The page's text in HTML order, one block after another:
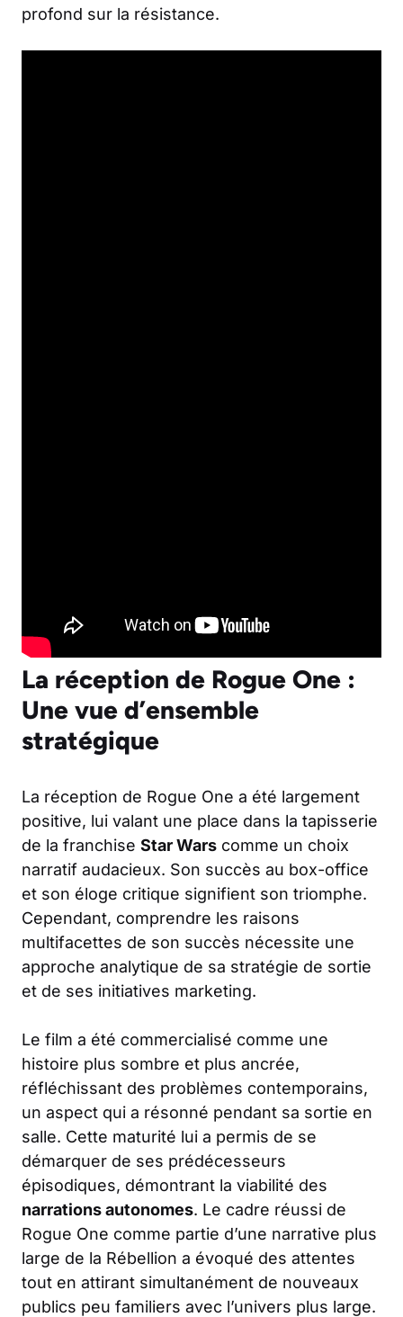
profond sur la résistance.
La réception de Rogue One :
Une vue d’ensemble
stratégique
La réception de Rogue One a été largement
positive, lui valant une place dans la tapisserie
de la franchise Star Wars comme un choix
narratif audacieux. Son succès au box-office
et son éloge critique signifient son triomphe.
Cependant, comprendre les raisons
multifacettes de son succès nécessite une
approche analytique de sa stratégie de sortie
et de ses initiatives marketing.
Le film a été commercialisé comme une
histoire plus sombre et plus ancrée,
réfléchissant des problèmes contemporains,
un aspect qui a résonné pendant sa sortie en
salle. Cette maturité lui a permis de se
démarquer de ses prédécesseurs
épisodiques, démontrant la viabilité des
narrations autonomes. Le cadre réussi de
Rogue One comme partie d’une narrative plus
large de la Rébellion a évoqué des attentes
tout en attirant simultanément de nouveaux
publics peu familiers avec l’univers plus large.